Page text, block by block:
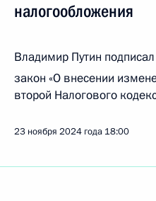
налогообложения
Владимир Путин
закон «О внесении
второй Налогового
23 ноября 2024 года 18:00